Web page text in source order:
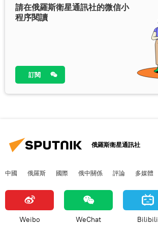
請在俄羅斯衛星通訊社的微信小
程序閱讀
訂閱
俄羅斯衛星通訊社
中國 俄羅斯 國際 俄中關係 評論 多媒體
Weibo WeChat Bilibili